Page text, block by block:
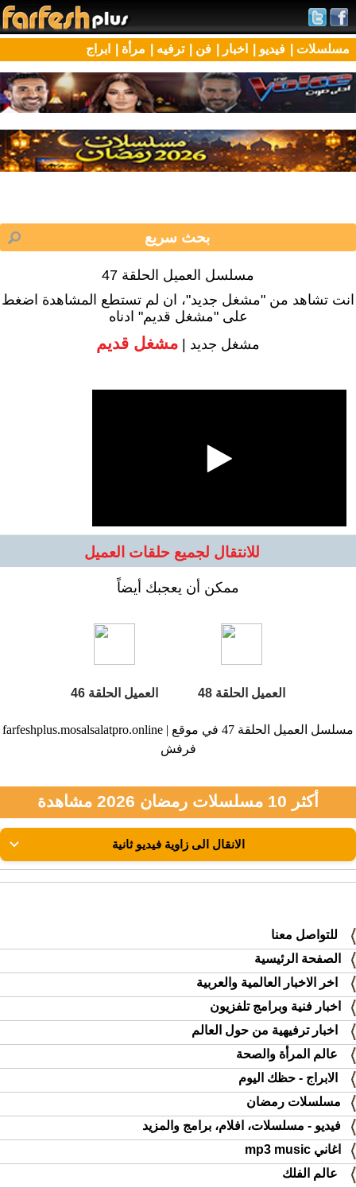
مسلسلات | فيديو | اخبار | فن | ترفيه | مرأة | ابراج
مسلسل العميل الحلقة 47
انت تشاهد من "مشغل جديد"، ان لم تستطع المشاهدة اضغط
على "مشغل قديم" ادناه
مشغل جديد | مشغل قديم
للانتقال لجميع حلقات العميل
ممكن أن يعجبك أيضاً
العميل الحلقة 48 العميل الحلقة 46
farfeshplus.mosalsalatpro.online | مسلسل العميل الحلقة 47 في موقع
فرفش
أكثر 10 مسلسلات رمضان 2026 مشاهدة
للتواصل معنا
الصفحة الرئيسية
اخر الاخبار العالمية والعربية
اخبار فنية وبرامج تلفزيون
اخبار ترفيهية من حول العالم
عالم المرأة والصحة
الابراج - حظك اليوم
مسلسلات رمضان
فيديو - مسلسلات، افلام، برامج والمزيد
اغاني mp3 music
عالم الفلك